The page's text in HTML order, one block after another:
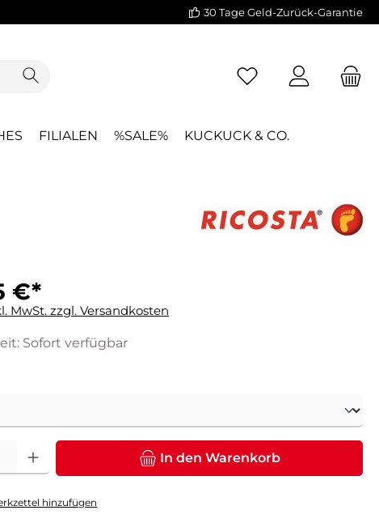
30 Tage Geld-Zurück-Garantie
FILIALEN %SALE% KUCKUCK & CO.
€*
MwSt. zzgl. Versandkosten
Sofort verfügbar
Gib den gewünschten Wert ein oder benutze die Schaltflächen um die
In den Warenkorb
hinzufügen